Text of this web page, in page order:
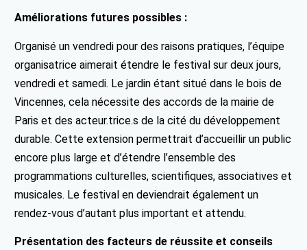
Améliorations futures possibles :
Organisé un vendredi pour des raisons pratiques, l’équipe
organisatrice aimerait étendre le festival sur deux jours,
vendredi et samedi. Le jardin étant situé dans le bois de
Vincennes, cela nécessite des accords de la mairie de
Paris et des acteur.trice.s de la cité du développement
durable. Cette extension permettrait d’accueillir un public
encore plus large et d’étendre l’ensemble des
programmations culturelles, scientifiques, associatives et
musicales. Le festival en deviendrait également un
rendez-vous d’autant plus important et attendu.
Présentation des facteurs de réussite et conseils